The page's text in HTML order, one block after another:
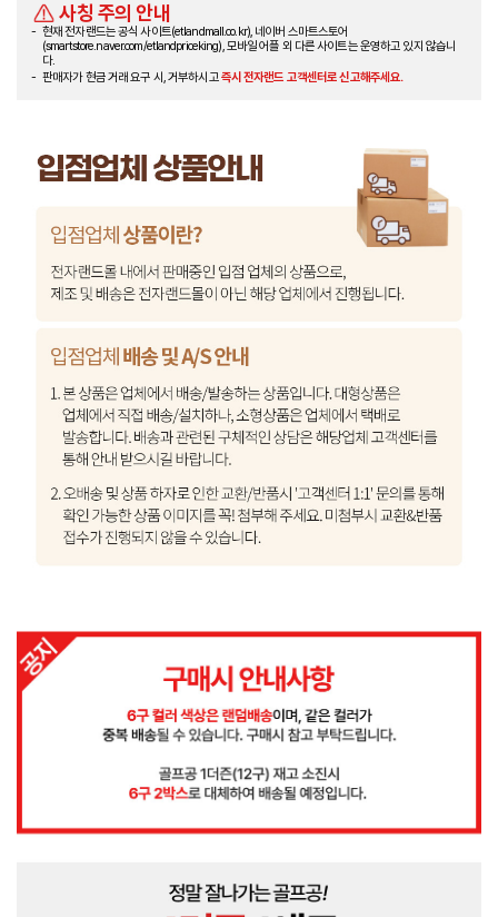
사칭 주의 안내
현재 전자랜드는 공식 사이트(etlandmall.co.kr), 네이버 스마트스토어
(smartstore.naver.com/etlandpriceking), 모바일 어플 외 다른 사이트는 운영하고 있지 않습니
다.
판매자가 현금 거래 요구 시, 거부하시고즉시 전자랜드 고객센터로 신고해주세요.